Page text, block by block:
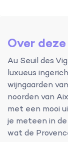
Over
Au Seuil des
luxueus
wijngaarden
noorden van
met een mooi
je meteen in
wat de